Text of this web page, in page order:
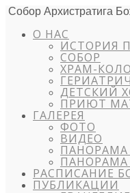
Собор Архистратига
О НАС
ИСТОРИЯ
СОБОР
ХРАМ-
ДЕТСКИЙ
ПРИЮТ
ГАЛЕРЕЯ
ФОТО
ВИДЕО
ПАНОРАМА
РАСПИСАНИЕ
ПУБЛИКАЦИИ